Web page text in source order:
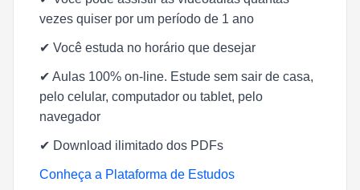
vezes quiser por um período de 1 ano
✔ Você estuda no horário que desejar
✔ Aulas 100% on-line. Estude sem sair de casa,
pelo celular, computador ou tablet, pelo
navegador
✔ Download ilimitado dos PDFs
Conheça a Plataforma de Estudos